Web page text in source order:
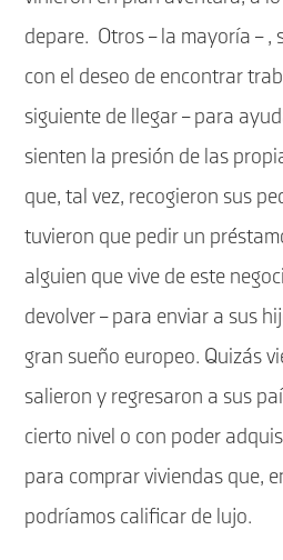
depare. Otros – la mayoría – ,
con el deseo de encontrar
siguiente de llegar – para
sienten la presión de las
que, tal vez, recogieron sus
tuvieron que pedir un
alguien que vive de este
devolver – para enviar a sus
gran sueño europeo. Quizás
salieron y regresaron a sus
cierto nivel o con poder
para comprar viviendas que,
podríamos calificar de lujo.